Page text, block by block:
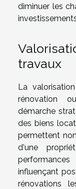
diminuer les
travaux
La
rénovation
démarche
des biens
permettent
d'une
influençant
rénovations